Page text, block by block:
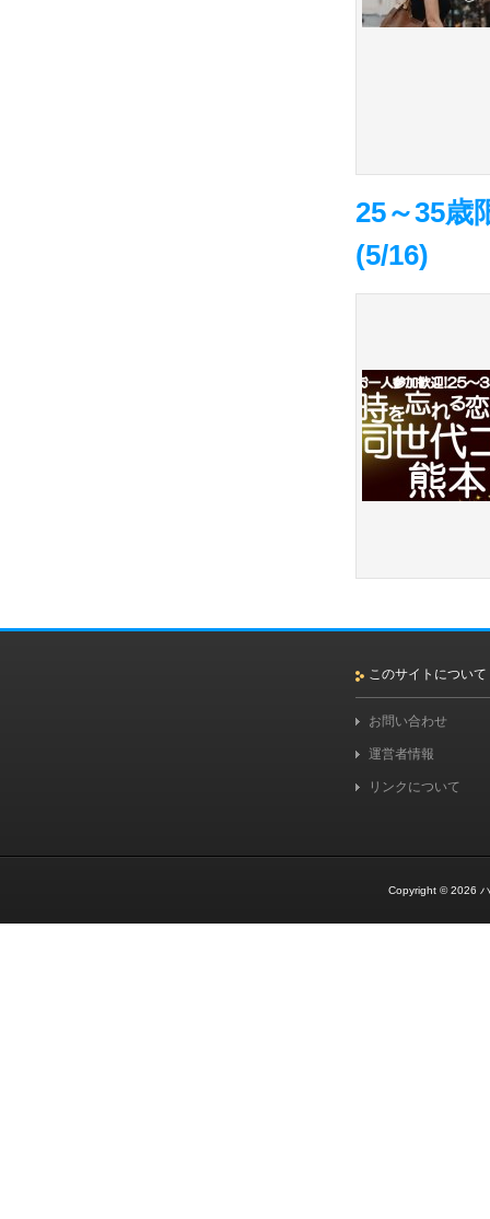
25～35歳
(5/16)
このサイトについて
お問い合わせ
運営者情報
リンクについて
Copyright © 2026